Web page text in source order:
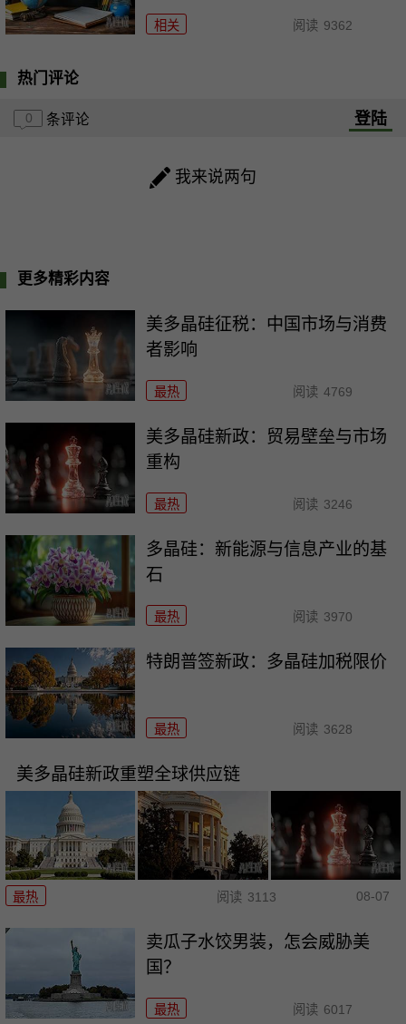
相关 阅读 9362
热门评论
0 条评论 登陆
我来说两句
更多精彩内容
美多晶硅征税：中国市场与消费
者影响
最热 阅读 4769
美多晶硅新政：贸易壁垒与市场
重构
最热 阅读 3246
多晶硅：新能源与信息产业的基
石
最热 阅读 3970
特朗普签新政：多晶硅加税限价
最热 阅读 3628
美多晶硅新政重塑全球供应链
最热 阅读 3113 08-07
卖瓜子水饺男装，怎会威胁美
国？
最热 阅读 6017